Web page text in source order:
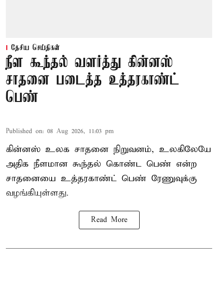
தேசிய செய்திகள்
நீள கூந்தல் வளர்த்து கின்னஸ்
சாதனை படைத்த உத்தரகாண்ட்
பெண்
Published on: 08 Aug 2026, 11:03 pm
கின்னஸ் உலக சாதனை நிறுவனம், உலகிலேயே
அதிக நீளமான கூந்தல் கொண்ட பெண் என்ற
சாதனையை உத்தரகாண்ட் பெண் ரேணுவுக்கு
வழங்கியுள்ளது.
Read More